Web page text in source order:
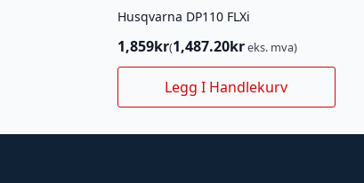
Husqvarna DP110 FLXi
1,859kr(1,487.20kreks. mva)
Legg I Handlekurv